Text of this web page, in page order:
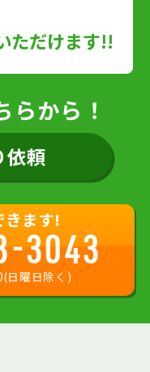
ただけます!!
らから！
依頼
きます!
3043
日曜日除く)